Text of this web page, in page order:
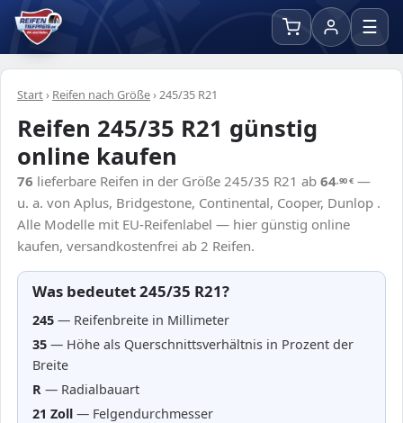
☰
Start› Reifen nach Größe›245/35 R21
Reifen 245/35 R21 günstig
online kaufen
76 lieferbare Reifen in der Größe 245/35 R21 ab 64,90€ —
u. a. von Aplus, Bridgestone, Continental, Cooper, Dunlop .
Alle Modelle mit EU-Reifenlabel — hier günstig online
kaufen, versandkostenfrei ab 2 Reifen.
Was bedeutet 245/35 R21?
245 — Reifenbreite in Millimeter
35 — Höhe als Querschnittsverhältnis in Prozent der
Breite
R — Radialbauart
21 Zoll — Felgendurchmesser